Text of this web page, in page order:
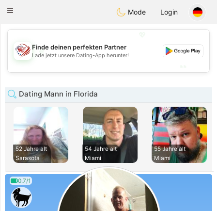
Dating
Toggle
Mode Login
💖
💕
Finde deinen perfekten Partner
Lade jetzt unsere Dating-App herunter!
Dating Mann in Florida
52 Jahre alt
Sarasota
54 Jahre alt
Miami
55 Jahre alt
Miami
0.7/1